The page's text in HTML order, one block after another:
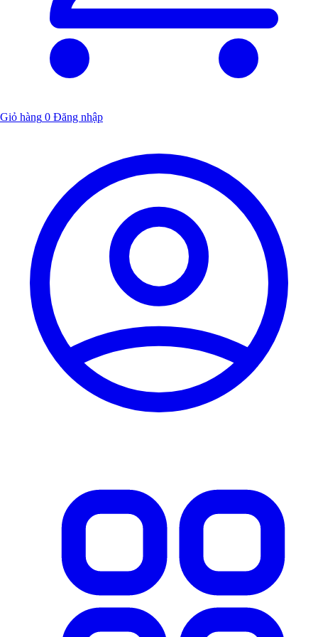
Giỏ hàng 0 Đăng nhập